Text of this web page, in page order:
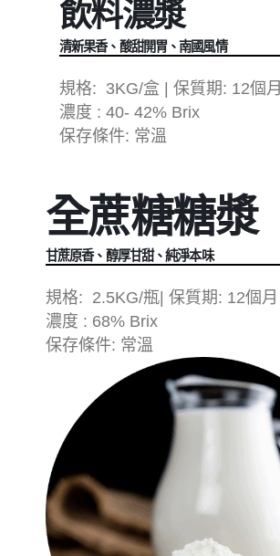
飲料濃漿
清新果香、酸甜開胃、南國風情
規格: 3KG/盒 | 保質期: 12個月
濃度 : 40- 42% Brix
保存條件: 常溫
全蔗糖糖漿
甘蔗原香、醇厚甘甜、純淨本味
規格: 2.5KG/瓶| 保質期: 12個月
濃度 : 68% Brix
保存條件: 常溫